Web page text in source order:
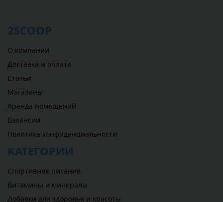
2SCOOP
О компании
Доставка и оплата
Статьи
Магазины
Аренда помещений
Вакансии
Политика конфиденциальности
КАТЕГОРИИ
Спортивное питание
Витамины и минералы
Добавки для здоровья и красоты